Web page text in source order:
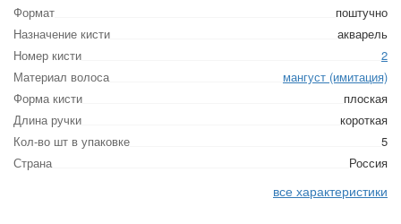
Формат
поштучно
Назначение кисти
акварель
Номер кисти
2
Материал волоса
мангуст (имитация)
Форма кисти
плоская
Длина ручки
короткая
Кол-во шт в упаковке
5
Страна
Россия
все характеристики